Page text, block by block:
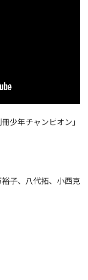
少年チャンピオン」
子、八代拓、小西克